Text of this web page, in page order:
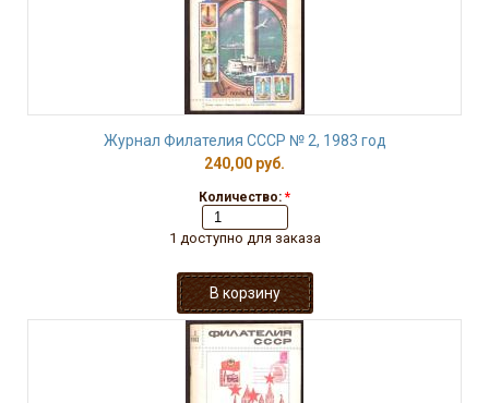
Журнал Филателия СССР № 2, 1983 год
240,00 руб.
Количество: *
1 доступно для заказа